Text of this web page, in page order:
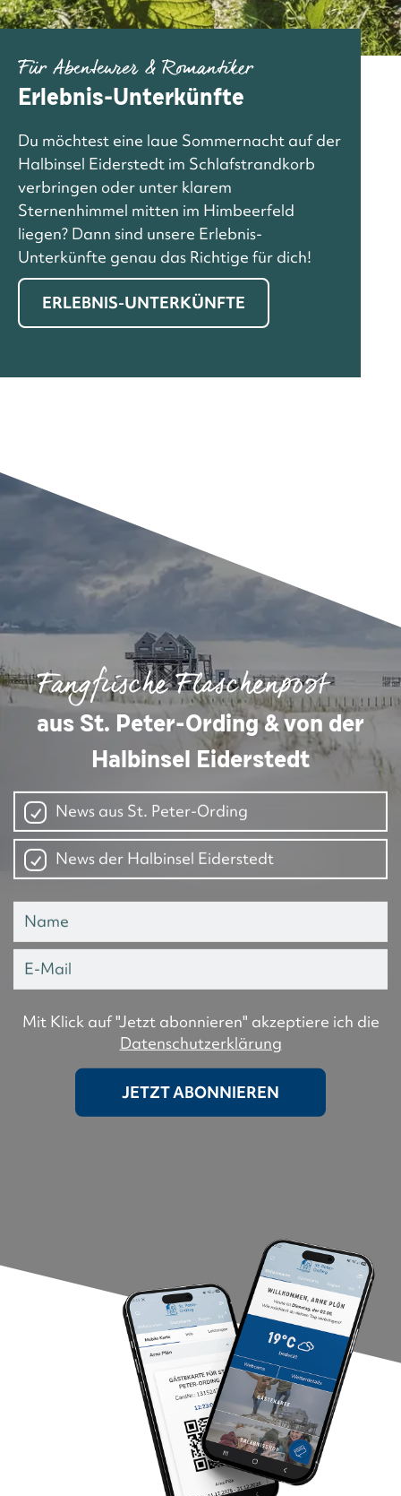
Für Abenteurer & Romantiker
Erlebnis-Unterkünfte
Du möchtest eine laue Sommernacht auf der
Halbinsel Eiderstedt im Schlafstrandkorb
verbringen oder unter klarem
Sternenhimmel mitten im Himbeerfeld
liegen? Dann sind unsere Erlebnis-
Unterkünfte genau das Richtige für dich!
ERLEBNIS-UNTERKÜNFTE
Fangfrische Flaschenpost
aus St. Peter-Ording & von der
Halbinsel Eiderstedt
News aus St. Peter-Ording
News der Halbinsel Eiderstedt
Mit Klick auf "Jetzt abonnieren" akzeptiere ich die
Datenschutzerklärung